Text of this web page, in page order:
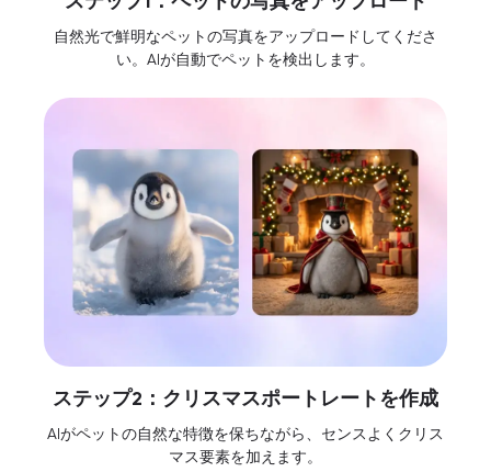
自然光で鮮明なペットの写真をアップロードしてくださ
い。AIが自動でペットを検出します。
ステップ2：クリスマスポートレートを作成
AIがペットの自然な特徴を保ちながら、センスよくクリス
マス要素を加えます。